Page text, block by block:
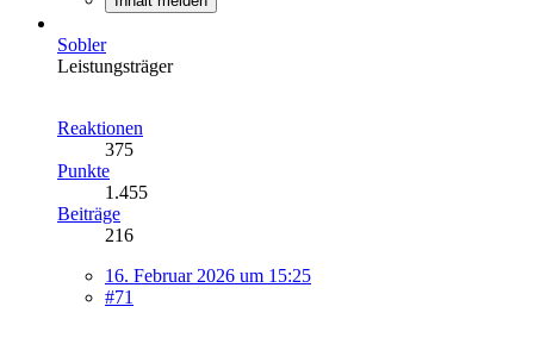
Sobler
Leistungsträger
Reaktionen
375
Punkte
1.455
Beiträge
216
16. Februar 2026 um 15:25
#71